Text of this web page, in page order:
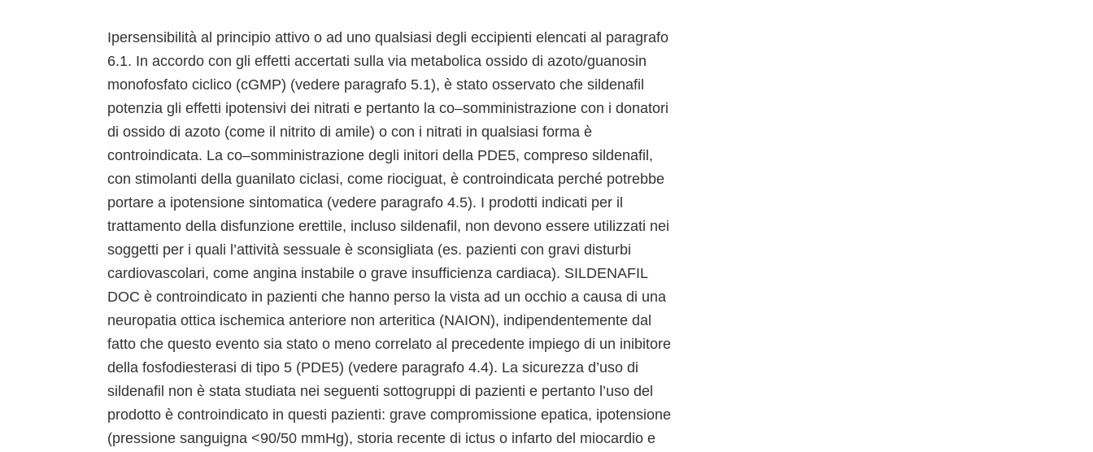
Ipersensibilità al principio attivo o ad uno qualsiasi degli eccipienti elencati al paragrafo
6.1. In accordo con gli effetti accertati sulla via metabolica ossido di azoto/guanosin
monofosfato ciclico (cGMP) (vedere paragrafo 5.1), è stato osservato che sildenafil
potenzia gli effetti ipotensivi dei nitrati e pertanto la co–somministrazione con i donatori
di ossido di azoto (come il nitrito di amile) o con i nitrati in qualsiasi forma è
controindicata. La co–somministrazione degli initori della PDE5, compreso sildenafil,
con stimolanti della guanilato ciclasi, come riociguat, è controindicata perché potrebbe
portare a ipotensione sintomatica (vedere paragrafo 4.5). I prodotti indicati per il
trattamento della disfunzione erettile, incluso sildenafil, non devono essere utilizzati nei
soggetti per i quali l’attività sessuale è sconsigliata (es. pazienti con gravi disturbi
cardiovascolari, come angina instabile o grave insufficienza cardiaca). SILDENAFIL
DOC è controindicato in pazienti che hanno perso la vista ad un occhio a causa di una
neuropatia ottica ischemica anteriore non arteritica (NAION), indipendentemente dal
fatto che questo evento sia stato o meno correlato al precedente impiego di un inibitore
della fosfodiesterasi di tipo 5 (PDE5) (vedere paragrafo 4.4). La sicurezza d’uso di
sildenafil non è stata studiata nei seguenti sottogruppi di pazienti e pertanto l’uso del
prodotto è controindicato in questi pazienti: grave compromissione epatica, ipotensione
(pressione sanguigna <90/50 mmHg), storia recente di ictus o infarto del miocardio e